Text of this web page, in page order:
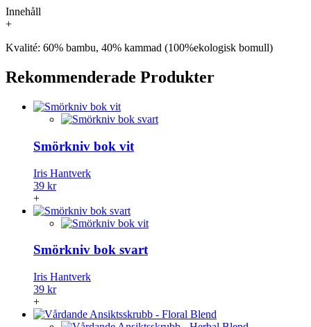
Innehåll
+
Kvalité: 60% bambu, 40% kammad (100%ekologisk bomull)
Rekommenderade Produkter
Smörkniv bok vit
Iris Hantverk
39 kr
+
Smörkniv bok svart
Iris Hantverk
39 kr
+